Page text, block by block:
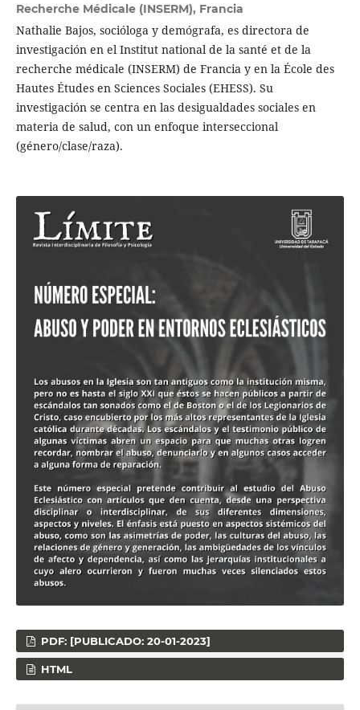
Recherche Médicale (INSERM), Francia
Nathalie Bajos, socióloga y demógrafa, es directora de
investigación en el Institut national de la santé et de la
recherche médicale (INSERM) de Francia y en la École des
Hautes Études en Sciences Sociales (EHESS). Su
investigación se centra en las desigualdades sociales en
materia de salud, con un enfoque interseccional
(género/clase/raza).
PDF: [PUBLICADO: 20-01-2023]
HTML